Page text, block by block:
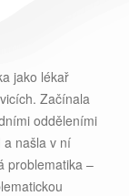
jako lékař
Začínala
odděleními
a našla v ní
problematika –